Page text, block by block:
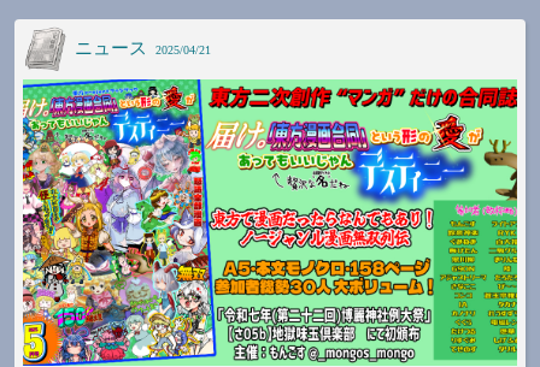
ニュース 2025/04/21